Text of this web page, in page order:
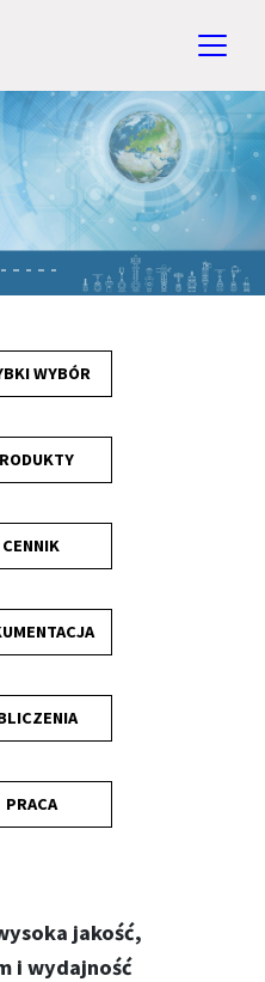
WYBÓR
CENNIK
PRACA
jakość,
i wydajność